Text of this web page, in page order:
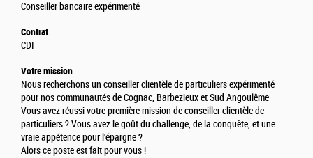
Conseiller bancaire expérimenté
Contrat
CDI
Votre mission
Nous recherchons un conseiller clientèle de particuliers expérimenté
pour nos communautés de Cognac, Barbezieux et Sud Angoulême
Vous avez réussi votre première mission de conseiller clientèle de
particuliers ? Vous avez le goût du challenge, de la conquête, et une
vraie appétence pour l'épargne ?
Alors ce poste est fait pour vous !